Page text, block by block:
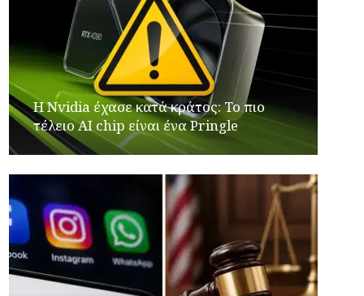
Η Nvidia έχασε κατά κράτος: Το πιο
τέλειο AI chip είναι ένα Pringle